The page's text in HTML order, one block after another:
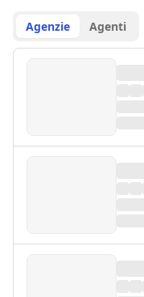
Agenzie Agenti